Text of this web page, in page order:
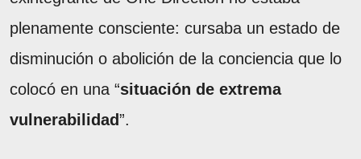
plenamente consciente: cursaba un estado de
disminución o abolición de la conciencia que lo
colocó en una “situación de extrema
vulnerabilidad”.